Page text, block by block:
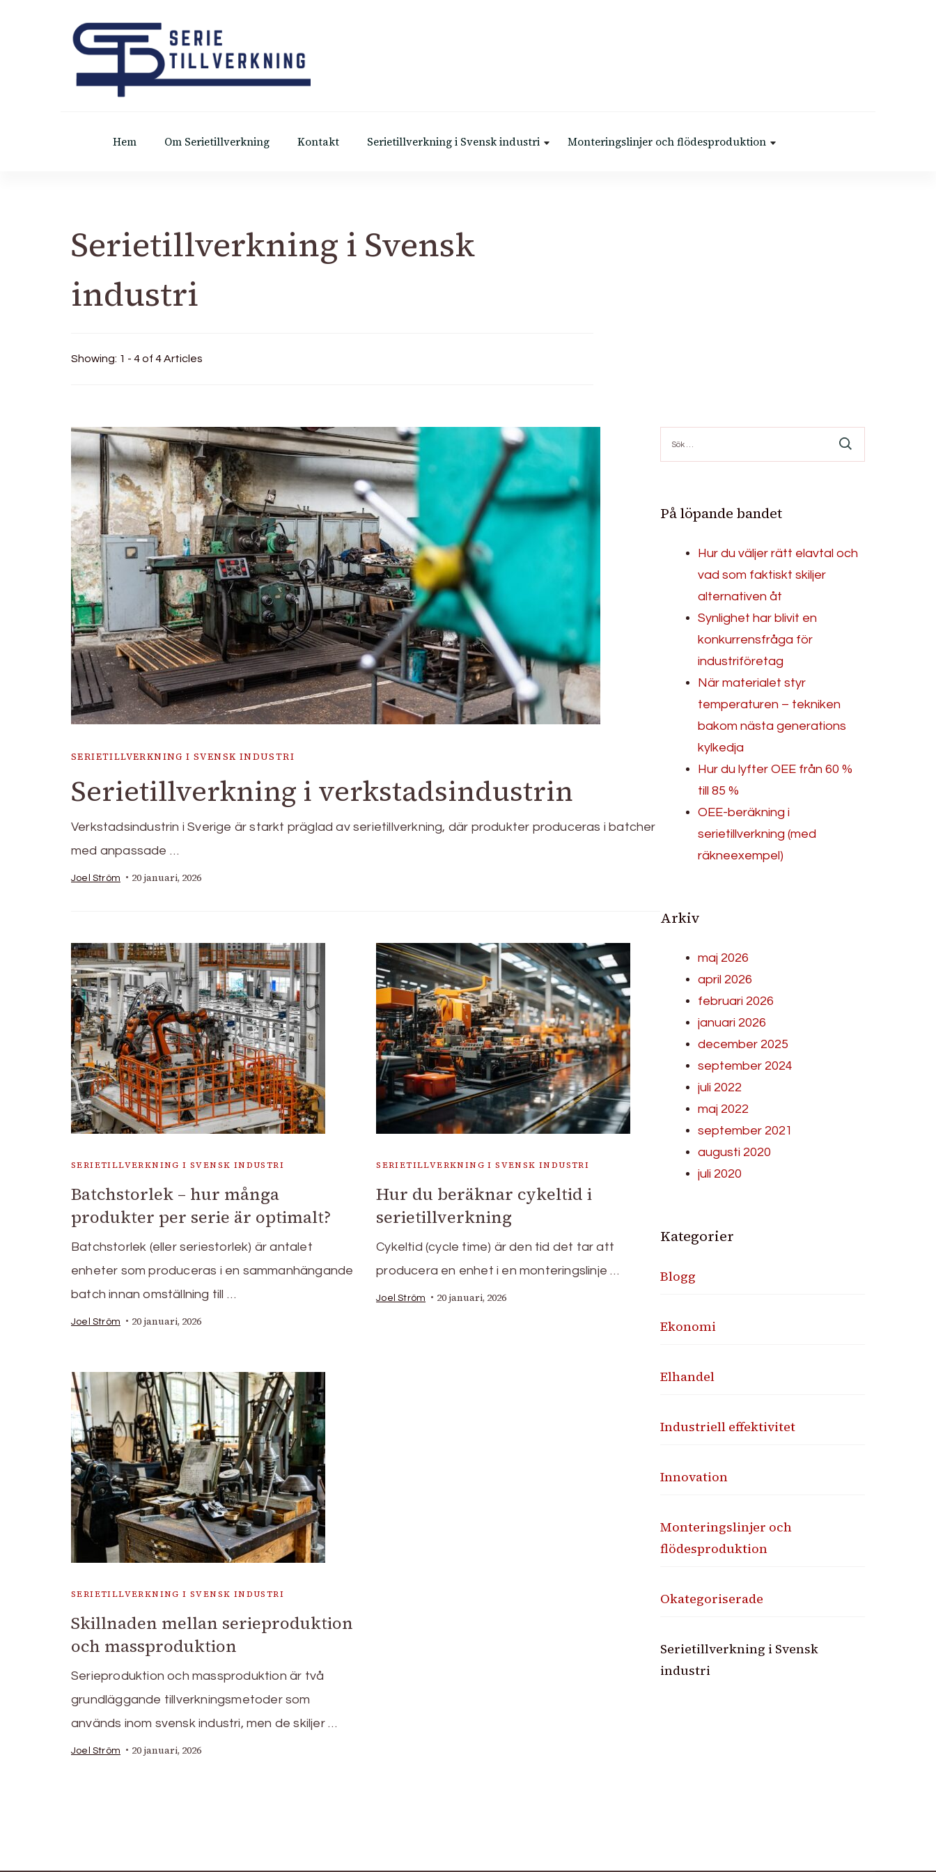
Hem Om Serietillverkning Kontakt Serietillverkning i Svensk industri Monteringslinjer och flödesproduktion
Serietillverkning i Svensk
industri
Showing: 1 - 4 of 4 Articles
SERIETILLVERKNING I SVENSK INDUSTRI
Serietillverkning i verkstadsindustrin
Verkstadsindustrin i Sverige är starkt präglad av serietillverkning, där produkter produceras i batcher
med anpassade …
Joel Ström 20 januari, 2026
SERIETILLVERKNING I SVENSK INDUSTRI
Batchstorlek – hur många
produkter per serie är optimalt?
Batchstorlek (eller seriestorlek) är antalet
enheter som produceras i en sammanhängande
batch innan omställning till …
Joel Ström 20 januari, 2026
SERIETILLVERKNING I SVENSK INDUSTRI
Hur du beräknar cykeltid i
serietillverkning
Cykeltid (cycle time) är den tid det tar att
producera en enhet i en monteringslinje …
Joel Ström 20 januari, 2026
SERIETILLVERKNING I SVENSK INDUSTRI
Skillnaden mellan serieproduktion
och massproduktion
Serieproduktion och massproduktion är två
grundläggande tillverkningsmetoder som
används inom svensk industri, men de skiljer …
Joel Ström 20 januari, 2026
efter:
På löpande bandet
Hur du väljer rätt elavtal och
vad som faktiskt skiljer
alternativen åt
Synlighet har blivit en
konkurrensfråga för
industriföretag
När materialet styr
temperaturen – tekniken
bakom nästa generations
kylkedja
Hur du lyfter OEE från 60 %
till 85 %
OEE-beräkning i
serietillverkning (med
räkneexempel)
Arkiv
maj 2026
april 2026
februari 2026
januari 2026
december 2025
september 2024
juli 2022
maj 2022
september 2021
augusti 2020
juli 2020
Kategorier
Blogg
Ekonomi
Elhandel
Industriell effektivitet
Innovation
Monteringslinjer och
flödesproduktion
Okategoriserade
Serietillverkning i Svensk
industri